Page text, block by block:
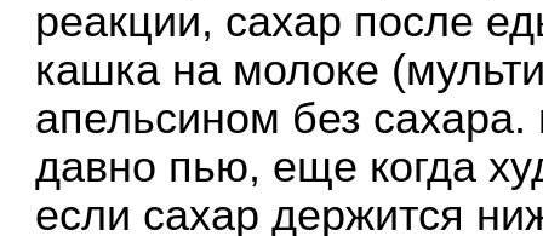
реакции, сахар после
кашка на молоке
апельсином без
давно пью, еще когда
если сахар держится